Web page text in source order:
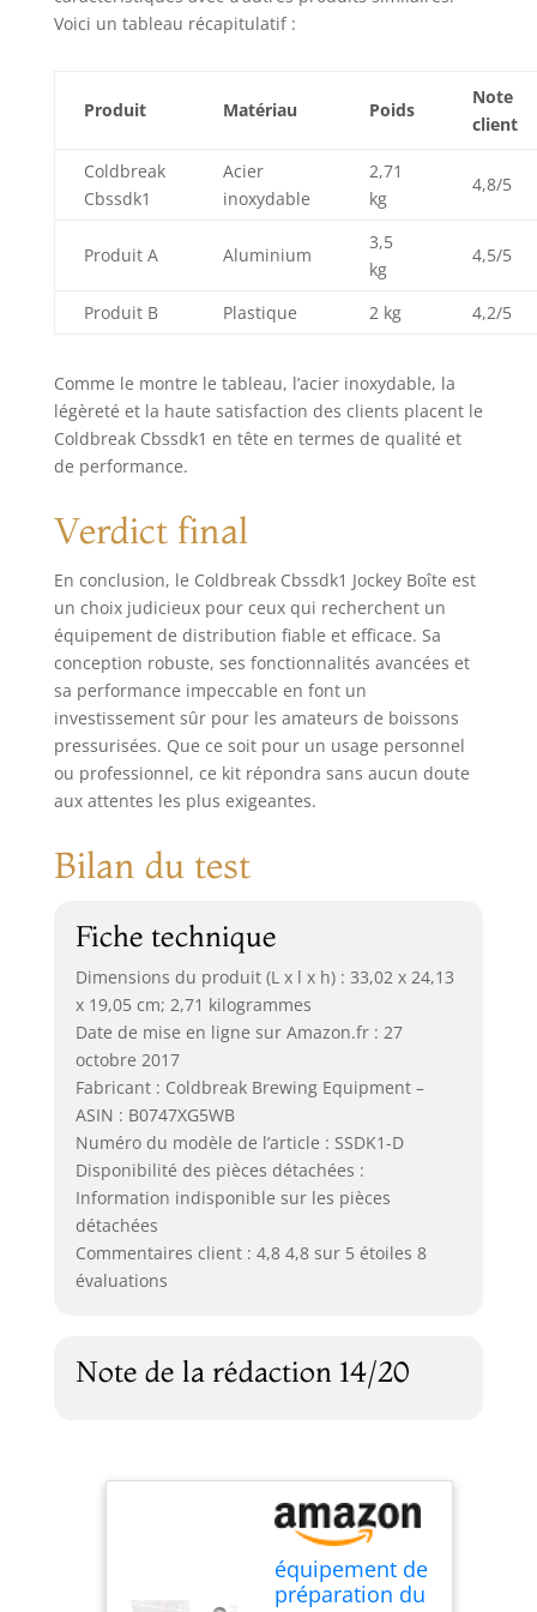
Voici un tableau récapitulatif :
Produit Matériau Poids
Note
client
Coldbreak
Cbssdk1
Acier
inoxydable
2,71
kg
4,8/5
Produit A Aluminium
3,5
kg
4,5/5
Produit B Plastique 2 kg 4,2/5
Comme le montre le tableau, l’acier inoxydable, la
légèreté et la haute satisfaction des clients placent le
Coldbreak Cbssdk1 en tête en termes de qualité et
de performance.
Verdict final
En conclusion, le Coldbreak Cbssdk1 Jockey Boîte est
un choix judicieux pour ceux qui recherchent un
équipement de distribution fiable et efficace. Sa
conception robuste, ses fonctionnalités avancées et
sa performance impeccable en font un
investissement sûr pour les amateurs de boissons
pressurisées. Que ce soit pour un usage personnel
ou professionnel, ce kit répondra sans aucun doute
aux attentes les plus exigeantes.
Bilan du test
Fiche technique
Dimensions du produit (L x l x h) : 33,02 x 24,13
x 19,05 cm; 2,71 kilogrammes
Date de mise en ligne sur Amazon.fr : 27
octobre 2017
Fabricant : Coldbreak Brewing Equipment –
ASIN : B0747XG5WB
Numéro du modèle de l’article : SSDK1-D
Disponibilité des pièces détachées :
Information indisponible sur les pièces
détachées
Commentaires client : 4,8 4,8 sur 5 étoiles 8
évaluations
Note de la rédaction 14/20
équipement de
préparation du